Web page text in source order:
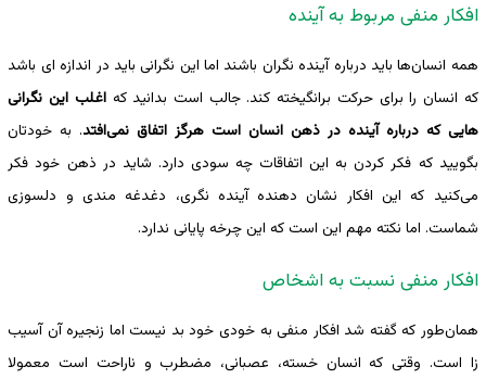
افکار منفی مربوط به آینده
همه انسان‌ها باید درباره آینده نگران باشند اما این نگرانی باید در اندازه ای باشد
که انسان را برای حرکت برانگیخته کند. جالب است بدانید کهاغلب این نگرانی
هایی که درباره آینده در ذهن انسان است هرگز اتفاق نمی‌افتد. به خودتان
بگویید که فکر کردن به این اتفاقات چه سودی دارد. شاید در ذهن خود فکر
می‌کنید که این افکار نشان دهنده آینده نگری، دغدغه مندی و دلسوزی
شماست. اما نکته مهم این است که این چرخه پایانی ندارد.
افکار منفی نسبت به اشخاص
همان‌طور که گفته شد افکار منفی به خودی خود بد نیست اما زنجیره آن آسیب
زا است. وقتی که انسان خسته، عصبانی، مضطرب و ناراحت است معمولا